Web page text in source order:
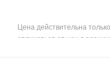
Цена действительна
отличаться от цен в